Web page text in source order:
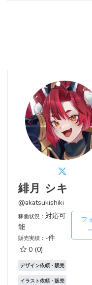
緋月 シキ
@akatsukishiki
稼働状況： 対応可
能
販売実績： -件
0 (0)
フ
デザイン依頼・販売
イラスト依頼・販売